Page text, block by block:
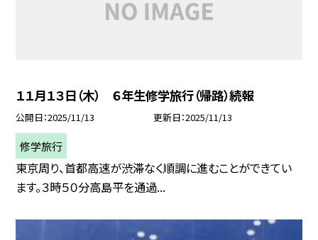
１１月１３日（木） ６年生修学旅行（帰路）続報
公開日 2025/11/13 更新日 2025/11/13
修学旅行
東京周り、首都高速が渋滞なく順調に進むことができてい
ます。３時５０分高島平を通過...